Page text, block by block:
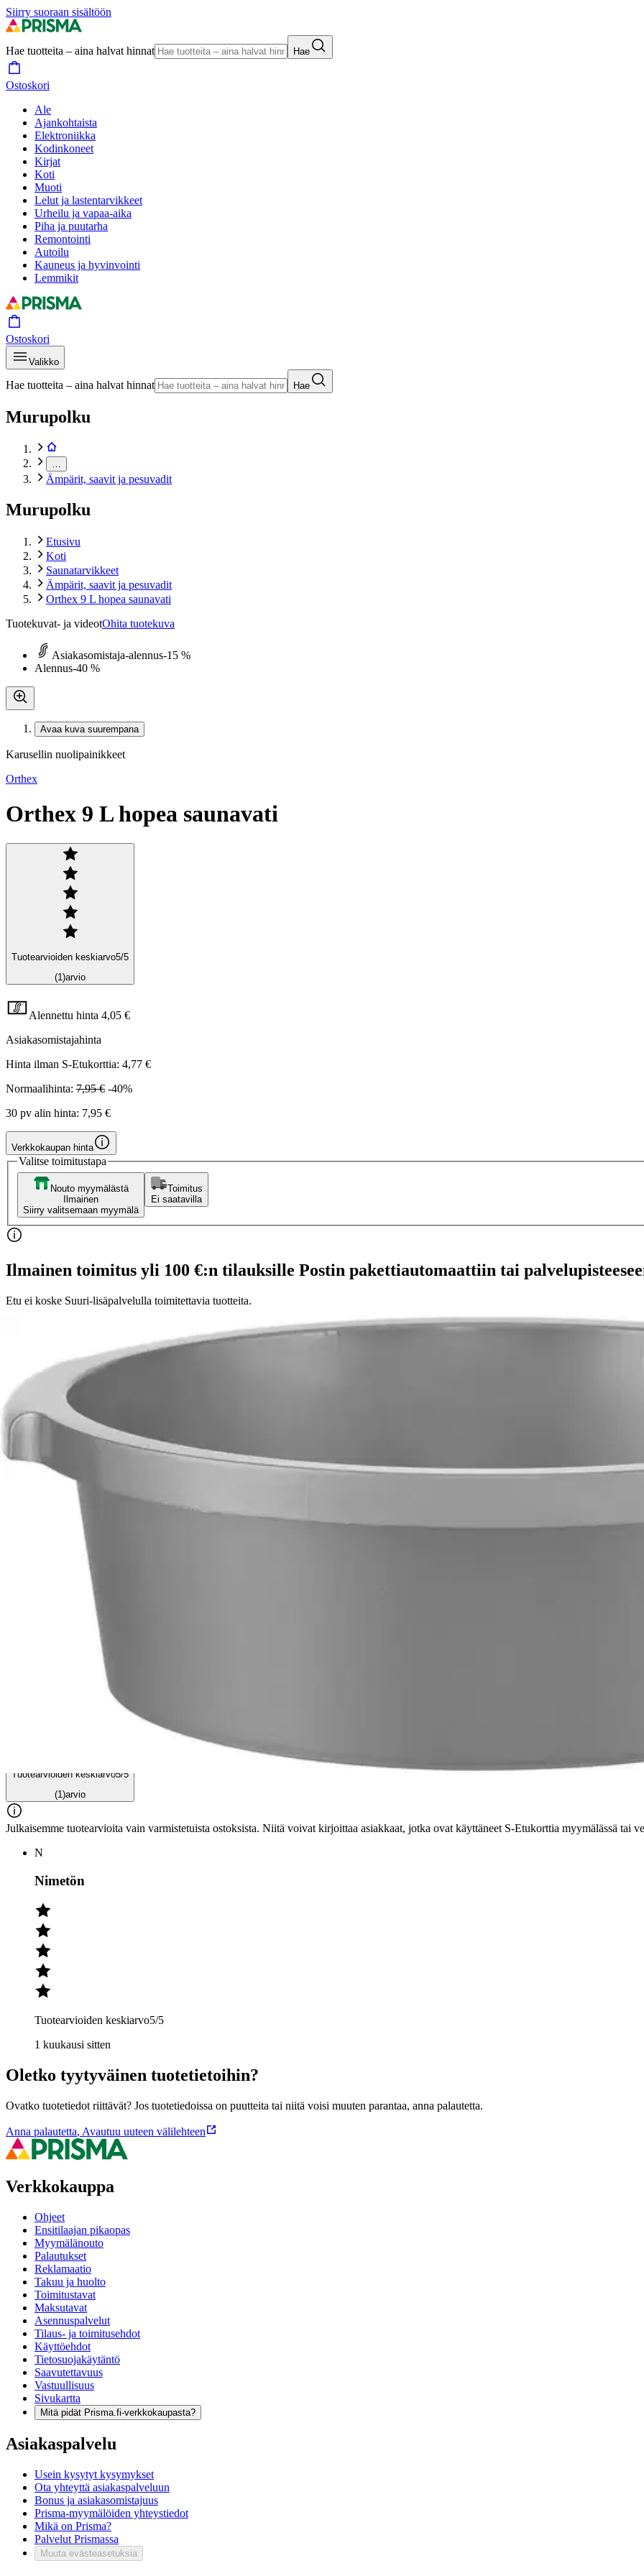
Siirry suoraan sisältöön
Hae tuotteita – aina halvat hinnat Hae
Ostoskori
Ale
Ajankohtaista
Elektroniikka
Kodinkoneet
Kirjat
Koti
Muoti
Lelut ja lastentarvikkeet
Urheilu ja vapaa-aika
Piha ja puutarha
Remontointi
Autoilu
Kauneus ja hyvinvointi
Lemmikit
Ostoskori
Valikko
Hae tuotteita – aina halvat hinnat Hae
Murupolku
Ämpärit, saavit ja pesuvadit
Murupolku
Etusivu
Koti
Saunatarvikkeet
Ämpärit, saavit ja pesuvadit
Orthex 9 L hopea saunavati
Tuotekuvat- ja videotOhita tuotekuva
Asiakasomistaja-alennus-15 %
Alennus-40 %
Avaa kuva suurempana
Karusellin nuolipainikkeet
Orthex
Orthex 9 L hopea saunavati
Tuotearvioiden keskiarvo5/5
(1)arvio
Alennettu hinta 4,05 €
Asiakasomistajahinta
Hinta ilman S-Etukorttia: 4,77 €
Normaalihinta: 7,95 € -40%
30 pv alin hinta: 7,95 €
Verkkokaupan hinta
Valitse toimitustapa
Nouto myymälästä
Ilmainen
Siirry valitsemaan myymälä
Toimitus
Ei saatavilla
Ilmainen toimitus yli 100 €:n tilauksille Postin pakettiautomaattiin tai
Etu ei koske Suuri‑lisäpalvelulla toimitettavia tuotteita.
Tarkista myymäläsaatavuus
Laadukas saunavati sopii hyvin kylpyhuoneeseen ja pieneen saunatilaan. Ergonomiset kädensijat helpottavat vadin siirtämistä. Muotoilu
Ominaisuudet
Tuotearvioiden keskiarvo5/5
(1)arvio
Julkaisemme tuotearvioita vain varmistetuista ostoksista. Niitä voivat kirjoittaa asiakkaat, jotka ovat käyttäneet S-Etukorttia myymälässä tai
N
Nimetön
Tuotearvioiden keskiarvo5/5
1 kuukausi sitten
Oletko tyytyväinen tuotetietoihin?
Ovatko tuotetiedot riittävät? Jos tuotetiedoissa on puutteita tai niitä voisi muuten parantaa, anna palautetta.
Anna palautetta, Avautuu uuteen välilehteen
Verkkokauppa
Ohjeet
Ensitilaajan pikaopas
Myymälänouto
Palautukset
Reklamaatio
Takuu ja huolto
Toimitustavat
Maksutavat
Asennuspalvelut
Tilaus- ja toimitusehdot
Käyttöehdot
Tietosuojakäytäntö
Saavutettavuus
Vastuullisuus
Sivukartta
Mitä pidät Prisma.fi-verkkokaupasta?
Asiakaspalvelu
Usein kysytyt kysymykset
Ota yhteyttä asiakaspalveluun
Bonus ja asiakasomistajuus
Prisma-myymälöiden yhteystiedot
Mikä on Prisma?
Palvelut Prismassa
Muuta evästeasetuksia